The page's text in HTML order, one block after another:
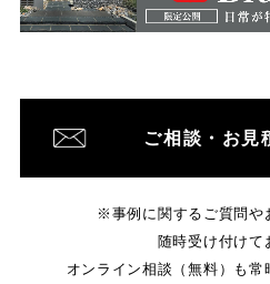
ご相談・お見
※事例に関するご質問や
随時受け付けて
オンライン相談（無料）も常